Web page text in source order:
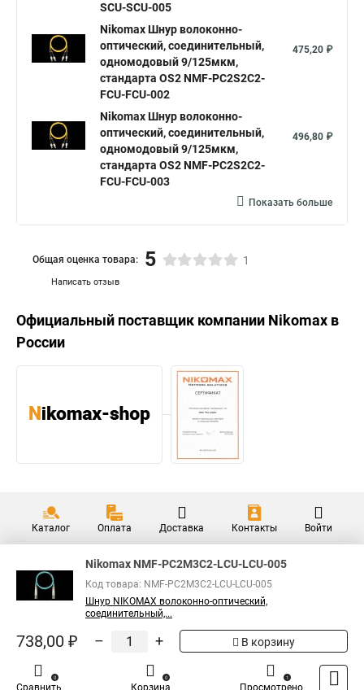
SCU-SCU-005
Nikomax Шнур волоконно-
оптический, соединительный,
одномодовый 9/125мкм,
стандарта OS2 NMF-PC2S2C2-
FCU-FCU-002
475,20 ₽
Nikomax Шнур волоконно-
оптический, соединительный,
одномодовый 9/125мкм,
стандарта OS2 NMF-PC2S2C2-
FCU-FCU-003
496,80 ₽
Показать больше
Написать отзыв
Общая оценка товара: 5 1
Официальный поставщик компании Nikomax в
России
Каталог Оплата Доставка Контакты Войти
Nikomax NMF-PC2M3C2-LCU-LCU-005
Код товара: NMF-PC2M3C2-LCU-LCU-005
Шнур NIKOMAX волоконно-оптический,
соединительный,...
738,00 ₽ – + В корзину
Сравнить
0
Корзина
0
Просмотрено
1